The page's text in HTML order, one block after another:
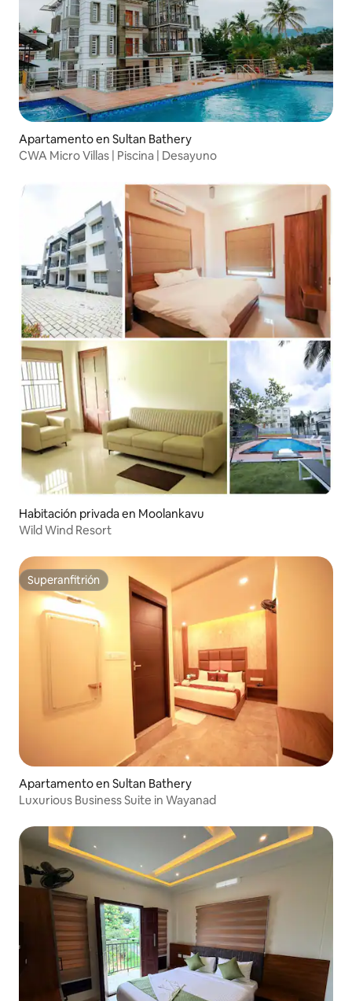
Apartamento en Sultan Bathery
CWA Micro Villas | Piscina | Desayuno
Habitación privada en Moolankavu
Wild Wind Resort
Superanfitrión
Superanfitrión
Apartamento en Sultan Bathery
Luxurious Business Suite in Wayanad